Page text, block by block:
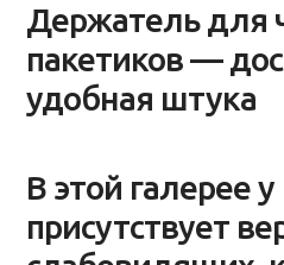
Держатель для
пакетиков —
удобная штука
В этой галерее
присутствует